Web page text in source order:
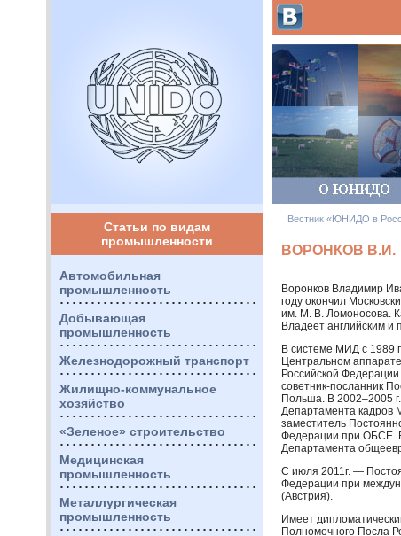
Статьи по видам
промышленности
Автомобильная
промышленность
Добывающая
промышленность
Железнодорожный транспорт
Жилищно-коммунальное
хозяйство
«Зеленое» строительство
Медицинская
промышленность
Металлургическая
промышленность
Вестник «ЮНИДО в
ВОРОНКОВ В.И.
Воронков Владимир
году окончил
им. М. В. Ломоносова.
Владеет английским и
В системе МИД с 1989
Центральном
Российской
советник-посланник
Польша. В 2002–2005
Департамента кадров
заместитель
Федерации при ОБСЕ.
Департамента
С июля 2011г. —
Федерации при
(Австрия).
Имеет
Полномочного Посла